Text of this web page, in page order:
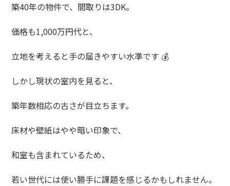
築40年の物件で、間取りは3DK。
価格も1,000万円代と、
立地を考えると手の届きやすい水準です 💰
しかし現状の室内を見ると、
築年数相応の古さが目立ちます。
床材や壁紙はやや暗い印象で、
和室も含まれているため、
若い世代には使い勝手に課題を感じるかもしれません。